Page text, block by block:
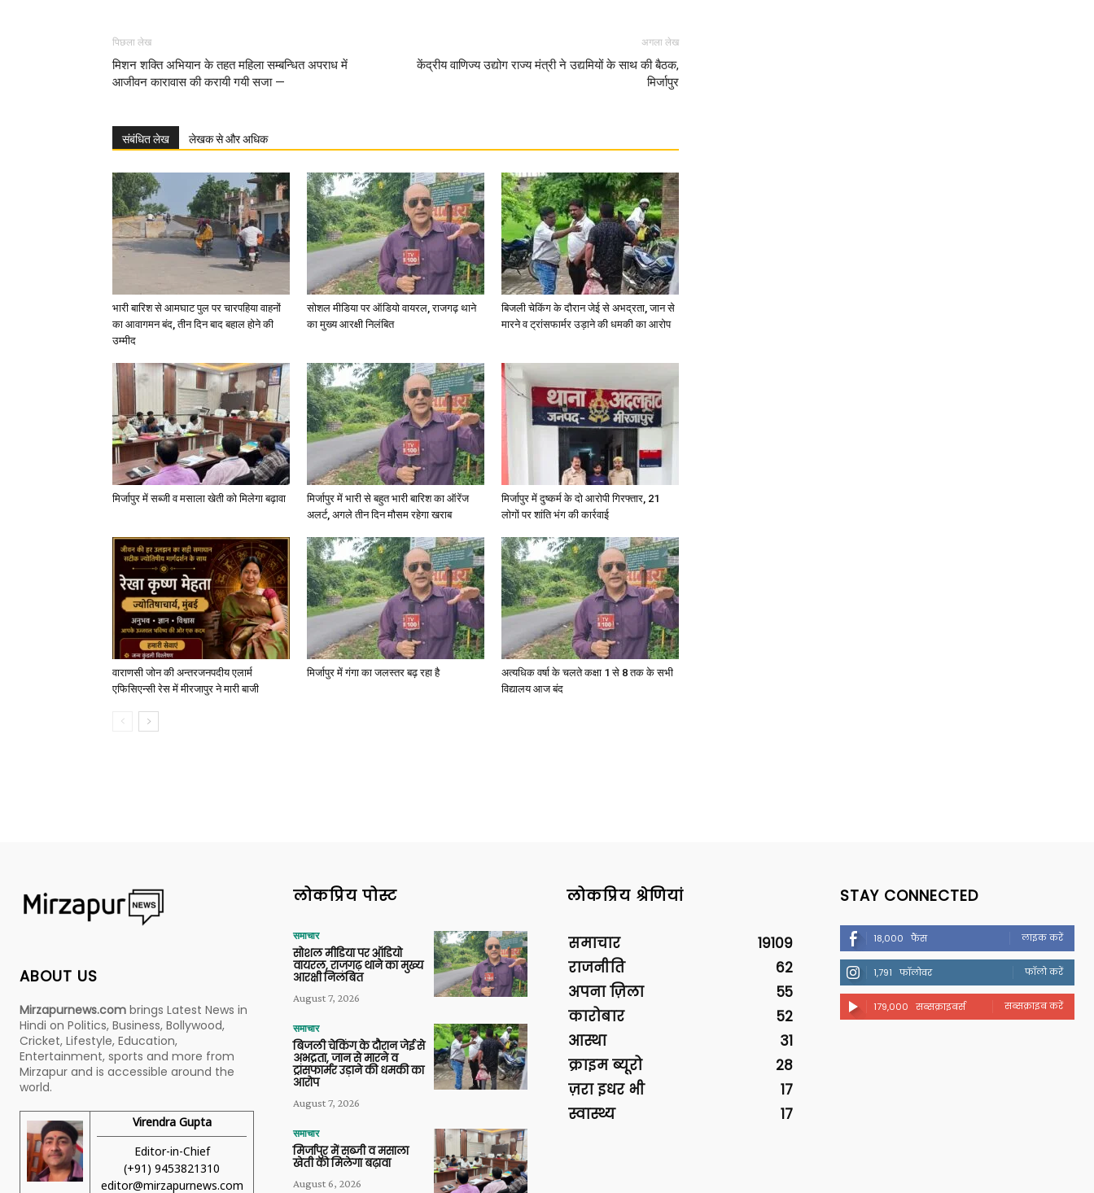
पिछला लेख
मिशन शक्ति अभियान के तहत महिला सम्बन्धित अपराध में
आजीवन कारावास की करायी गयी सजा —
अगला लेख
केंद्रीय वाणिज्य उद्योग राज्य मंत्री ने उद्यमियों के साथ की बैठक,
मिर्जापुर
संबंधित लेख लेखक से और अधिक
भारी बारिश से आमघाट पुल पर चारपहिया वाहनों
का आवागमन बंद, तीन दिन बाद बहाल होने की
उम्मीद
सोशल मीडिया पर ऑडियो वायरल, राजगढ़ थाने
का मुख्य आरक्षी निलंबित
बिजली चेकिंग के दौरान जेई से अभद्रता, जान से
मारने व ट्रांसफार्मर उड़ाने की धमकी का आरोप
मिर्जापुर में सब्जी व मसाला खेती को मिलेगा बढ़ावा
मिर्जापुर में भारी से बहुत भारी बारिश का ऑरेंज
अलर्ट, अगले तीन दिन मौसम रहेगा खराब
मिर्जापुर में दुष्कर्म के दो आरोपी गिरफ्तार, 21
लोगों पर शांति भंग की कार्रवाई
वाराणसी जोन की अन्तरजनपदीय एलार्म
एफिसिएन्सी रेस में मीरजापुर ने मारी बाजी
मिर्जापुर में गंगा का जलस्तर बढ़ रहा है
अत्यधिक वर्षा के चलते कक्षा 1 से 8 तक के सभी
विद्यालय आज बंद
ABOUT US
Mirzapurnews.com brings Latest News in
Hindi on Politics, Business, Bollywood,
Cricket, Lifestyle, Education,
Entertainment, sports and more from
Mirzapur and is accessible around the
world.
Virendra Gupta
Editor-in-Chief
(+91) 9453821310
editor@mirzapurnews.com
लोकप्रिय पोस्ट
समाचार
सोशल मीडिया पर ऑडियो
वायरल, राजगढ़ थाने का मुख्य
आरक्षी निलंबित
August 7, 2026
समाचार
बिजली चेकिंग के दौरान जेई से
अभद्रता, जान से मारने व
ट्रांसफार्मर उड़ाने की धमकी का
आरोप
August 7, 2026
समाचार
मिर्जापुर में सब्जी व मसाला
खेती को मिलेगा बढ़ावा
August 6, 2026
लोकप्रिय श्रेणियां
समाचार
19109
राजनीति
62
अपना ज़िला
55
कारोबार
52
आस्था
31
क्राइम ब्यूरो
28
ज़रा इधर भी
17
स्वास्थ्य
17
STAY CONNECTED
18,000 फैंस लाइक करें
1,791 फॉलोवर फॉलो करें
179,000 सब्सक्राइबर्स सब्सक्राइब करें